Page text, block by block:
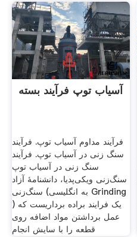
آسیاب توپ فرآیند بسته
فرآیند مداوم آسیاب توپ. فرآیند
سنگ زنی در آسیاب توپ. فرآیند
سنگ زنی در آسیاب توپ
سنگ‌زنی ویکی‌پدیا، دانشنامهٔ آزاد
سنگ‌زنی (به انگلیسی Grinding
) یک فرایند براده برداریست که
عمل برداشتن مواد اضافه روی
قطعه را با سایش انجام